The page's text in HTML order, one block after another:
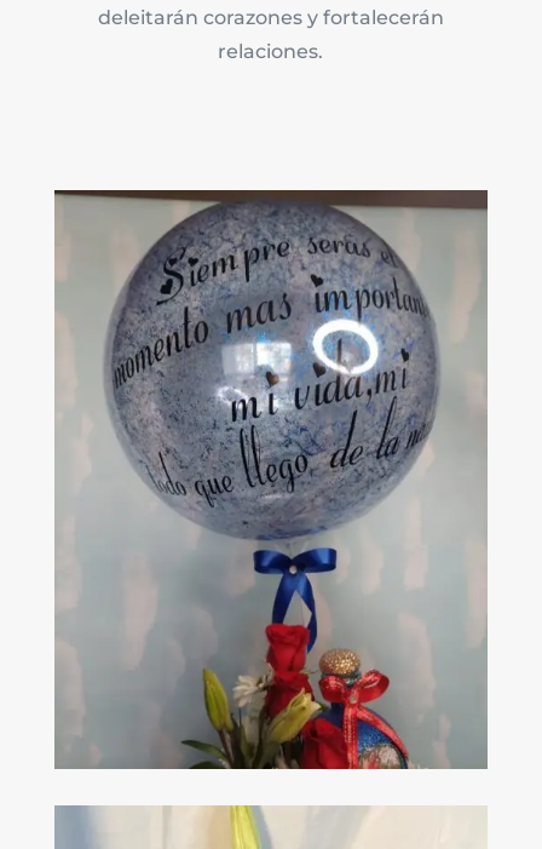
deleitarán corazones y fortalecerán
relaciones.